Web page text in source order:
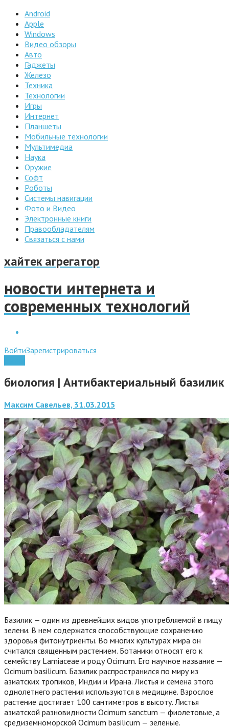
Android
Apple
Windows
Видео обзоры
Авто
Гаджеты
Железо
Техника
Технологии
Игры
Интернет
Планшеты
Мобильные технологии
Мультимедиа
Наука
Оружие
Софт
Роботы
Системы навигации
Фото и Видео
Электронные книги
Правообладателям
Связаться с нами
хайтек агрегатор
новости интернета и
современных технологий
ВойтиЗарегистрироваться
биология | Антибактериальный базилик
Максим Савельев, 31.03.2015
Базилик — один из древнейших видов употребляемой в пищу
зелени. В нем содержатся способствующие сохранению
здоровья фитонутриенты. Во многих культурах мира он
считался священным растением. Ботаники относят его к
семейству Lamiaceae и роду Ocimum. Его научное название —
Ocimum basilicum. Базилик распространился по миру из
азиатских тропиков, Индии и Ирана. Листья и семена этого
однолетнего растения используются в медицине. Взрослое
растение достигает 100 сантиметров в высоту. Листья
азиатской разновидности Ocimum sanctum — фиолетовые, а
средиземноморской Ocimum basilicum — зеленые.